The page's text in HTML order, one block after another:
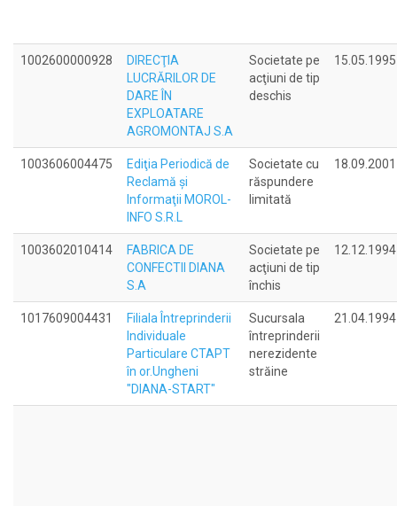
1002600000928
DIRECŢIA
LUCRĂRILOR DE
DARE ÎN
EXPLOATARE
AGROMONTAJ S.A
Societate pe
acţiuni de tip
deschis
15.05.1995
1003606004475
Ediţia Periodică de
Reclamă şi
Informaţii MOROL-
INFO S.R.L
Societate cu
răspundere
limitată
18.09.2001
1003602010414
FABRICA DE
CONFECTII DIANA
S.A
Societate pe
acţiuni de tip
închis
12.12.1994
1017609004431
Filiala Întreprinderii
Individuale
Particulare СТАРТ
în or.Ungheni
"DIANA-START"
Sucursala
întreprinderii
nerezidente
străine
21.04.1994